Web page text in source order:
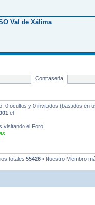
Val de Xálima
Contraseña:
0 ocultos y 0 invitados (basados en
el
visitando el Foro
totales 55426 • Nuestro Miembro